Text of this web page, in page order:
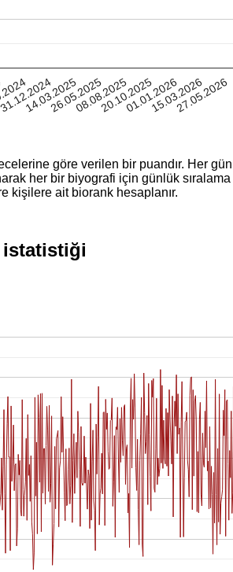
14.03.2025
26.05.2025
08.08.2025
20.10.2025
01.01.2026
15.03.2026
27.05.2026
göre verilen bir puandır. Her gün
her bir biyografi için günlük sıralama
kişilere ait biorank hesaplanır.
istatistiği